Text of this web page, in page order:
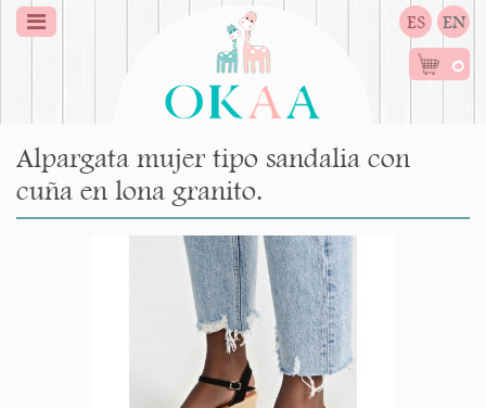
ES EN
0
Alpargata mujer tipo sandalia con
cuña en lona granito.